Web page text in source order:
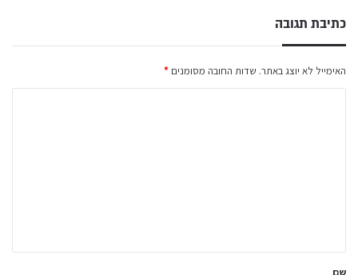
כתיבת תגובה
האימייל לא יוצג באתר. שדות החובה מסומנים *
ל
שם